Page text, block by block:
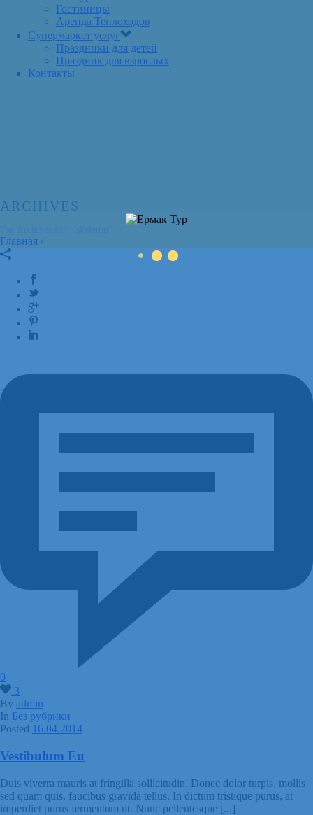
Гостиницы
Аренда Теплоходов
Супермаркет услуг
Праздники для детей
Праздник для взрослых
Контакты
ARCHIVES
Главная /
0
3
By admin
In Без рубрики
Posted 16.04.2014
Vestibulum Eu
Duis viverra mauris at fringilla sollicitudin. Donec dolor turpis, mollis
sed quam quis, faucibus gravida tellus. In dictum tristique purus, at
imperdiet purus fermentum ut. Nunc pellentesque [...]